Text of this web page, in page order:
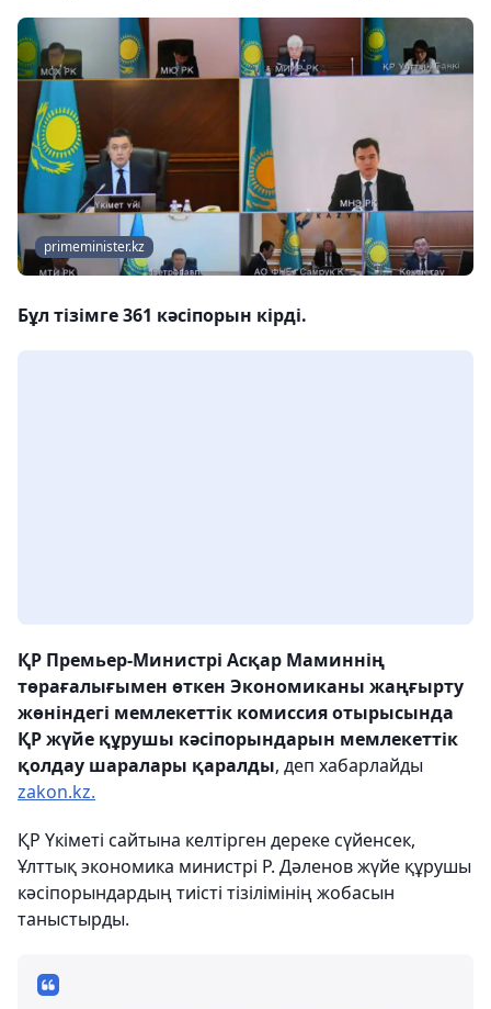
primeminister.kz
Бұл тізімге 361 кәсіпорын кірді.
ҚР Премьер-Министрі Асқар Маминнің
төрағалығымен өткен Экономиканы жаңғырту
жөніндегі мемлекеттік комиссия отырысында
ҚР жүйе құрушы кәсіпорындарын мемлекеттік
қолдау шаралары қаралды, деп хабарлайды
zakon.kz.
ҚР Үкіметі сайтына келтірген дереке сүйенсек,
Ұлттық экономика министрі Р. Дәленов жүйе құрушы
кәсіпорындардың тиісті тізілімінің жобасын
таныстырды.